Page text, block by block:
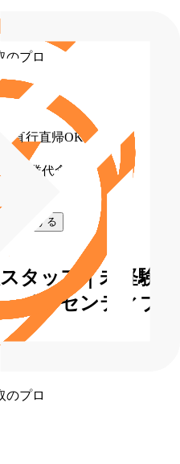
のプロ
直行直帰OK）
残業代含む）
接応募する
タッフ｜未経験
インセンティブ
のプロ